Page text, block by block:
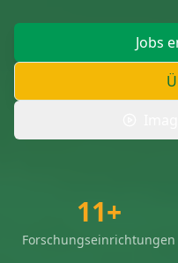
Jobs
11+
Forschungseinrichtungen